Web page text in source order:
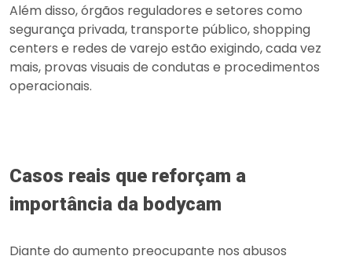
Além disso, órgãos reguladores e setores como
segurança privada, transporte público, shopping
centers e redes de varejo estão exigindo, cada vez
mais, provas visuais de condutas e procedimentos
operacionais.
Casos reais que reforçam a
importância da bodycam
Diante do aumento preocupante nos abusos